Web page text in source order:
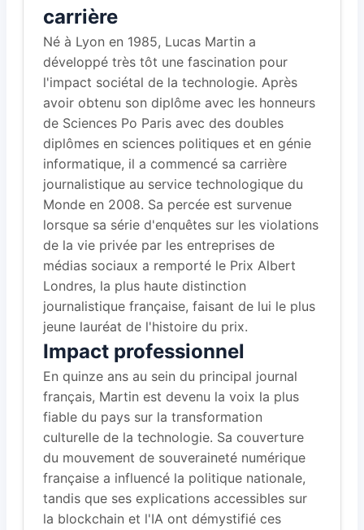
carrière
Né à Lyon en 1985, Lucas Martin a
développé très tôt une fascination pour
l'impact sociétal de la technologie. Après
avoir obtenu son diplôme avec les honneurs
de Sciences Po Paris avec des doubles
diplômes en sciences politiques et en génie
informatique, il a commencé sa carrière
journalistique au service technologique du
Monde en 2008. Sa percée est survenue
lorsque sa série d'enquêtes sur les violations
de la vie privée par les entreprises de
médias sociaux a remporté le Prix Albert
Londres, la plus haute distinction
journalistique française, faisant de lui le plus
jeune lauréat de l'histoire du prix.
Impact professionnel
En quinze ans au sein du principal journal
français, Martin est devenu la voix la plus
fiable du pays sur la transformation
culturelle de la technologie. Sa couverture
du mouvement de souveraineté numérique
française a influencé la politique nationale,
tandis que ses explications accessibles sur
la blockchain et l'IA ont démystifié ces